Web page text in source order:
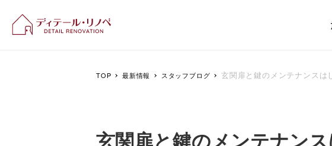
新潟のリフォーム＆リノベーシ
TOP 最新情報 スタッフブログ 玄関扉と鍵のメンテナンス
玄関扉と鍵のメンテナン